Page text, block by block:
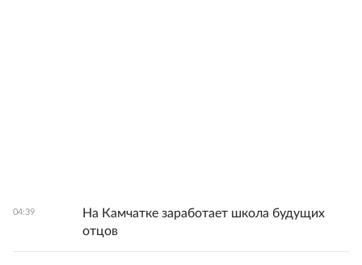
04:39
На Камчатке заработает школа будущих
отцов